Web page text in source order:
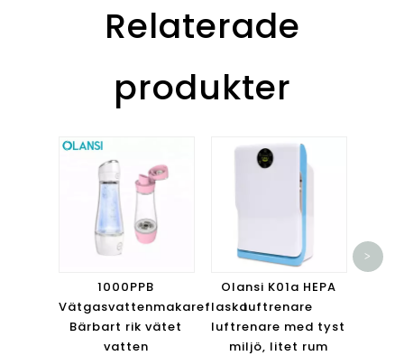
Relaterade
produkter
1000PPB
Vätgasvattenmakareflaska
Bärbart rik vätet
vatten
Olansi K01a HEPA
luftrenare
luftrenare med tyst
miljö, litet rum
>